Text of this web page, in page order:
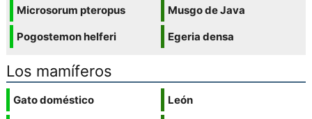
Microsorum pteropus
Pogostemon helferi
Musgo de Java
Egeria densa
Los mamíferos
Gato doméstico
León